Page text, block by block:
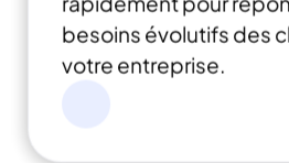
besoins évolutifs des
votre entreprise.